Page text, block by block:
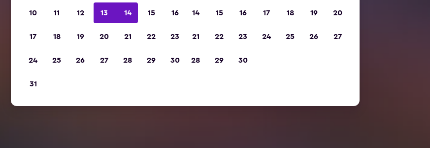
10 11 12 13 14 15 16
17 18 19 20 21 22 23
24 25 26 27 28 29 30
31
14 15 16 17 18 19 20
21 22 23 24 25 26 27
28 29 30